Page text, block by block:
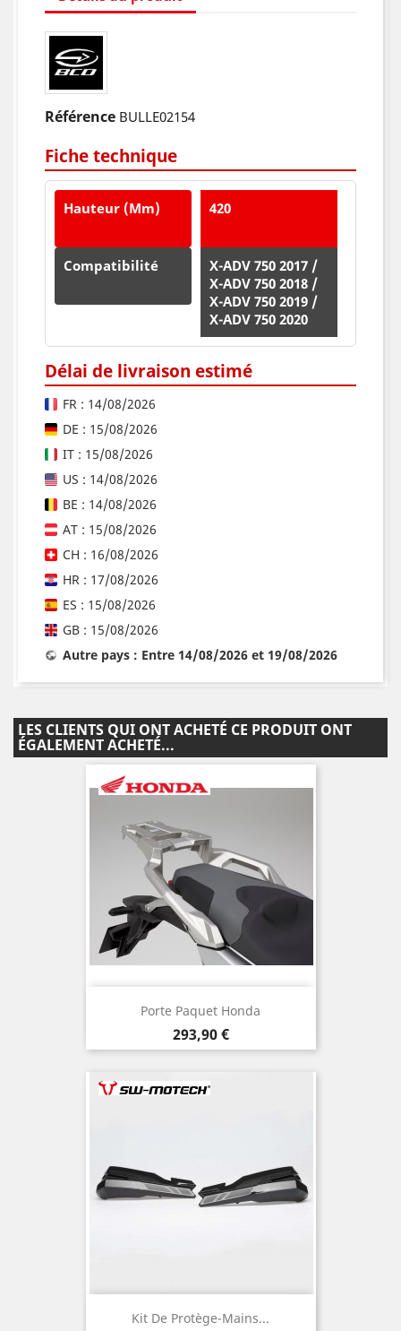
Référence BULLE02154
Fiche technique
Hauteur (mm) 420
Compatibilité
X-ADV 750 2017 /
X-ADV 750 2018 /
X-ADV 750 2019 /
X-ADV 750 2020
Délai de livraison estimé
FR : 14/08/2026
DE : 15/08/2026
IT : 15/08/2026
US : 14/08/2026
BE : 14/08/2026
AT : 15/08/2026
CH : 16/08/2026
HR : 17/08/2026
ES : 15/08/2026
GB : 15/08/2026
Autre pays : Entre 14/08/2026 et 19/08/2026
LES CLIENTS QUI ONT ACHETÉ CE PRODUIT ONT
ÉGALEMENT ACHETÉ...
Porte Paquet Honda
Prix
293,90 €
Kit De Protège-Mains...